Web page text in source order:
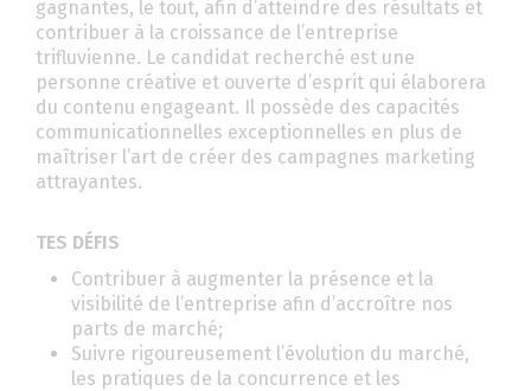
gagnantes, le tout, afin d’atteindre des résultats et
contribuer à la croissance de l’entreprise
trifluvienne. Le candidat recherché est une
personne créative et ouverte d’esprit qui élaborera
du contenu engageant. Il possède des capacités
communicationnelles exceptionnelles en plus de
maîtriser l’art de créer des campagnes marketing
attrayantes.
TES DÉFIS
Contribuer à augmenter la présence et la
visibilité de l’entreprise afin d’accroître nos
parts de marché;
Suivre rigoureusement l’évolution du marché,
les pratiques de la concurrence et les